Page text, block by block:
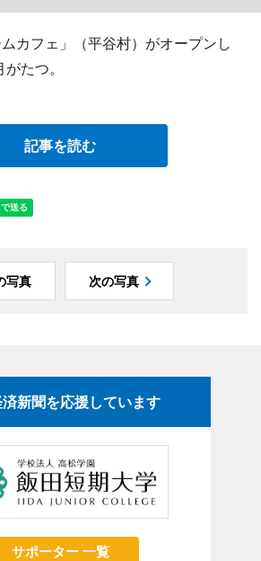
ムカフェ」（平谷村）がオープンし
たつ。
記事を読む
写真 次の写真
新聞を応援しています
サポーター 一覧